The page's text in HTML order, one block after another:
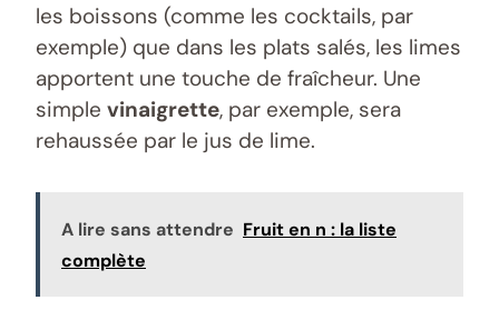
les boissons (comme les cocktails, par
exemple) que dans les plats salés, les limes
apportent une touche de fraîcheur. Une
simple vinaigrette, par exemple, sera
rehaussée par le jus de lime.
A lire sans attendre Fruit en n : la liste
complète